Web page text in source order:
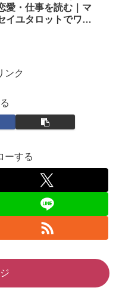
愛・仕事を読む｜マ
イユタロットでワン
ンク
ーする